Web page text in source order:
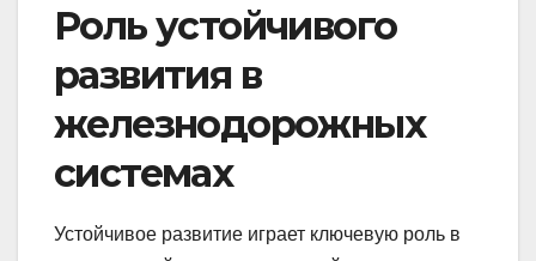
Роль устойчивого
развития в
железнодорожных
системах
Устойчивое развитие играет ключевую роль в